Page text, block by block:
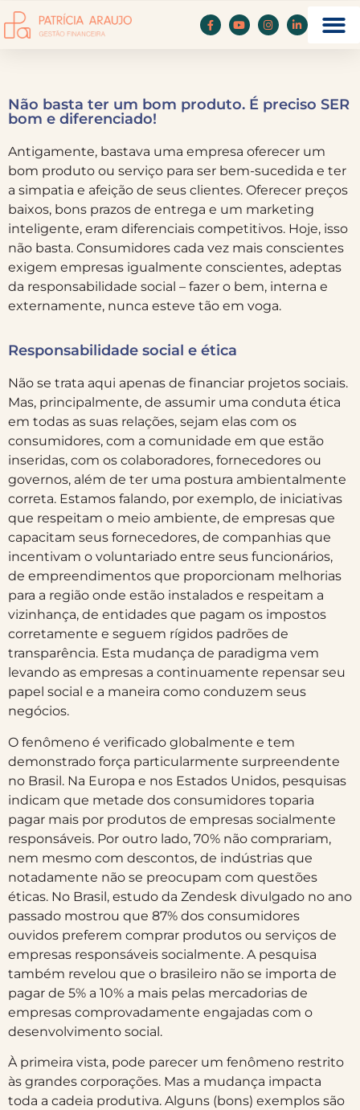
Não basta ter um bom produto. É preciso SER
bom e diferenciado!
Antigamente, bastava uma empresa oferecer um
bom produto ou serviço para ser bem-sucedida e ter
a simpatia e afeição de seus clientes. Oferecer preços
baixos, bons prazos de entrega e um marketing
inteligente, eram diferenciais competitivos. Hoje, isso
não basta. Consumidores cada vez mais conscientes
exigem empresas igualmente conscientes, adeptas
da responsabilidade social – fazer o bem, interna e
externamente, nunca esteve tão em voga.
Responsabilidade social e ética
Não se trata aqui apenas de financiar projetos sociais.
Mas, principalmente, de assumir uma conduta ética
em todas as suas relações, sejam elas com os
consumidores, com a comunidade em que estão
inseridas, com os colaboradores, fornecedores ou
governos, além de ter uma postura ambientalmente
correta. Estamos falando, por exemplo, de iniciativas
que respeitam o meio ambiente, de empresas que
capacitam seus fornecedores, de companhias que
incentivam o voluntariado entre seus funcionários,
de empreendimentos que proporcionam melhorias
para a região onde estão instalados e respeitam a
vizinhança, de entidades que pagam os impostos
corretamente e seguem rígidos padrões de
transparência. Esta mudança de paradigma vem
levando as empresas a continuamente repensar seu
papel social e a maneira como conduzem seus
negócios.
O fenômeno é verificado globalmente e tem
demonstrado força particularmente surpreendente
no Brasil. Na Europa e nos Estados Unidos, pesquisas
indicam que metade dos consumidores toparia
pagar mais por produtos de empresas socialmente
responsáveis. Por outro lado, 70% não comprariam,
nem mesmo com descontos, de indústrias que
notadamente não se preocupam com questões
éticas. No Brasil, estudo da Zendesk divulgado no ano
passado mostrou que 87% dos consumidores
ouvidos preferem comprar produtos ou serviços de
empresas responsáveis socialmente. A pesquisa
também revelou que o brasileiro não se importa de
pagar de 5% a 10% a mais pelas mercadorias de
empresas comprovadamente engajadas com o
desenvolvimento social.
À primeira vista, pode parecer um fenômeno restrito
às grandes corporações. Mas a mudança impacta
toda a cadeia produtiva. Alguns (bons) exemplos são